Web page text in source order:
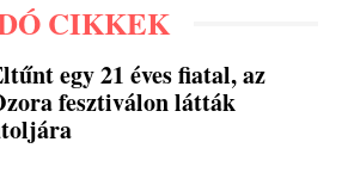
CIKKEK
egy 21 éves fiatal, az
fesztiválon látták